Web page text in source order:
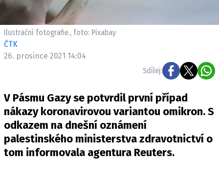
SLEDUJTE NÁS NA
Máte příběh, fotku nebo video?
Pošlete e-mail na newsbox.cz
REDAKCE
KONTAKT
VYDAVATEL
INZERCE
OSOBNÍ ÚDAJE / COOKIES
Ilustrační fotografie., foto: Pixabay
ČTK
26. prosince 2021 14:04
Sdílej:
V Pásmu Gazy se potvrdil první případ
nákazy koronavirovou variantou omikron. S
odkazem na dnešní oznámení
palestinského ministerstva zdravotnictví o
tom informovala agentura Reuters.